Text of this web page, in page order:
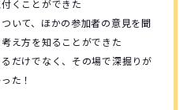
くことができた
いて、ほかの参加者の意見を聞
え方を知ることができた
だけでなく、その場で深掘りが
た！